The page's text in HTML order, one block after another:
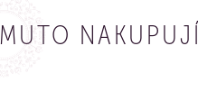
NAKUPUJÍ